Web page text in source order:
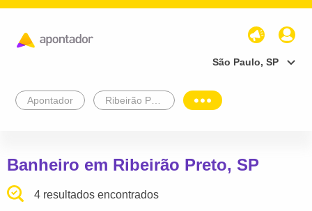
São Paulo, SP
Apontador
Banheiro em Ribeirão Preto, SP
4 resultados encontrados